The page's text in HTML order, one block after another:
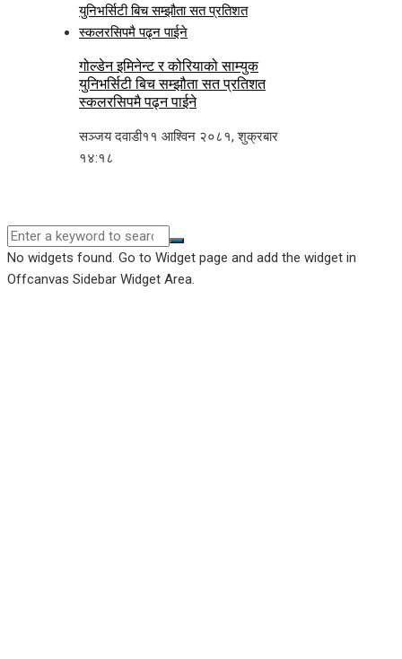
गोल्डेन इमिनेन्ट र कोरियाको साम्युक
युनिभर्सिटी बिच सम्झौता सत प्रतिशत
स्कलरसिपमै पढ्न पाईने
सञ्जय दवाडी११ आश्विन २०८१, शुक्रबार
१४:१८
No widgets found. Go to Widget page and add the widget in
Offcanvas Sidebar Widget Area.